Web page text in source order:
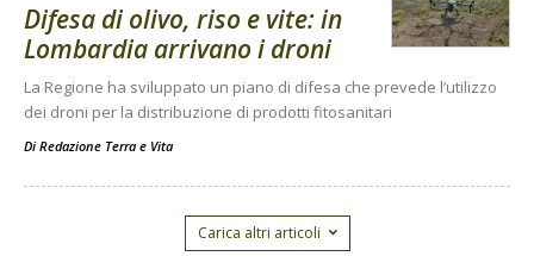
Difesa di olivo, riso e vite: in
Lombardia arrivano i droni
La Regione ha sviluppato un piano di difesa che prevede l’utilizzo
dei droni per la distribuzione di prodotti fitosanitari
Di Redazione Terra e Vita
Carica altri articoli